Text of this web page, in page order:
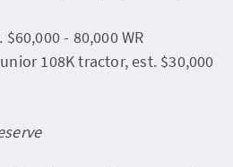
- 80,000 WR
108K tractor, est. $30,000